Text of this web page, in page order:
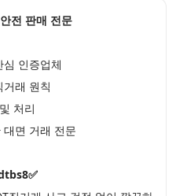
전 판매 전문
인증업체
래 원칙
처리
면 거래 전문